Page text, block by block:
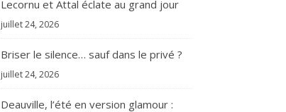
Lecornu et Attal éclate au grand jour
juillet 24, 2026
Briser le silence… sauf dans le privé ?
juillet 24, 2026
Deauville, l’été en version glamour :